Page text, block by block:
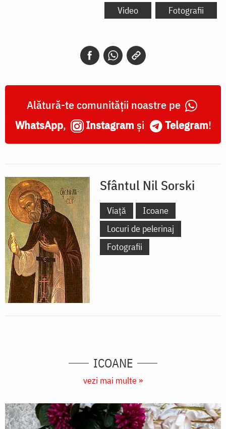
Video Fotografii
Alătură-te comunității noastre pe
WhatsApp, Instagram și Telegram!
Sfântul Nil Sorski
Viață
Icoane
Locuri de pelerinaj
Fotografii
ICOANE
vezi mai multe »